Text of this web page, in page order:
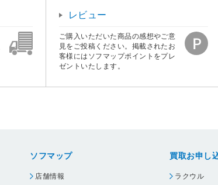
レビュー
ご購入いただいた商品の感想やご意
見をご投稿ください。掲載されたお
客様にはソフマップポイントをプレ
ゼントいたします。
ソフマップ
店舗情報
買取お申し
ラクウル